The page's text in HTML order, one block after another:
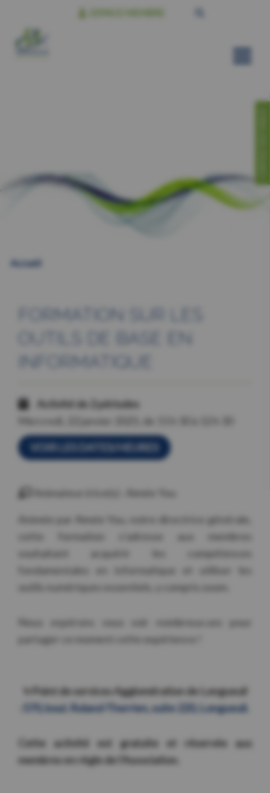
Accueil
Activité de 2 périodes
Mercredi, 22 janvier 2025, de 11 h 30 à 12 h 30
VOIR LES DATES/HEURES
Animateur.trice(s) : Aimée You
Animée par Aimée You, notre directrice générale,
cette formation s’adresse aux membres
souhaitant acquérir les compétences
fondamentales en informatique et utiliser les
outils numériques essentiels, y compris zoom.
Nous espérons vous voir nombreux.ses pour
partager ce moment cette expérience !
✨Point de services Agglomération de Longueuil
570, boul. Roland-Therrien, suite 220, Longueuil.
Cette activité est gratuite et réservée aux
membres en règle de l’Association.